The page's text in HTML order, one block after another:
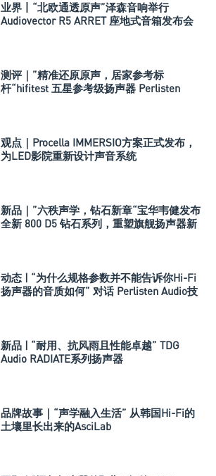
业界丨“北欧通透原声”泽森音响举行
Audiovector R5 ARRET 座地式音箱发布会
测评｜”精准还原原声，居家参考标
杆“hifitest 五星参考级扬声器 Perlisten
观点｜Procella IMMERSIO方案正式发布，
为LED影院重新设计声音系统
新品｜”六秩声学，钻石新章“宝华韦健发布
全新 800 D5 钻石系列，重塑旗舰扬声器新
动态 | “为什么规格参数并不能告诉你Hi-Fi
扬声器的音质如何” 对话 Perlisten Audio技
新品 | “耐用、抗风雨且性能卓越” TDG
Audio RADIATE系列扬声器
品牌故事｜“声学融入生活” 从韩国Hi-Fi的
土壤里长出来的AsciLab